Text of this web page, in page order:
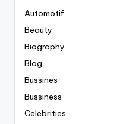
Automotif
Beauty
Biography
Blog
Bussines
Bussiness
Celebrities